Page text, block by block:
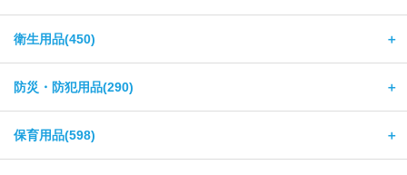
衛生用品(450) ＋
防災・防犯用品(290) ＋
保育用品(598) ＋